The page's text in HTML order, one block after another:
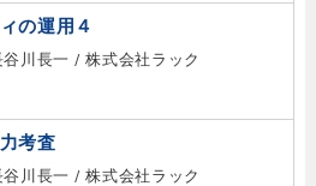
の運用４
川長一 / 株式会社ラック
考査
川長一 / 株式会社ラック